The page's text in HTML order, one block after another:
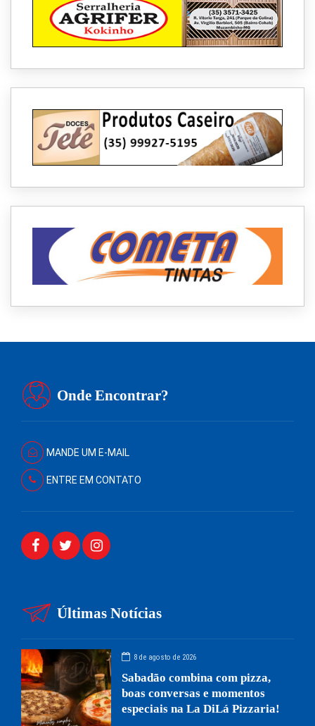
Onde Encontrar?
MANDE UM E-MAIL
ENTRE EM CONTATO
Últimas Notícias
8 de agosto de 2026
Sabadão combina com pizza,
boas conversas e momentos
especiais na La DiLá Pizzaria!